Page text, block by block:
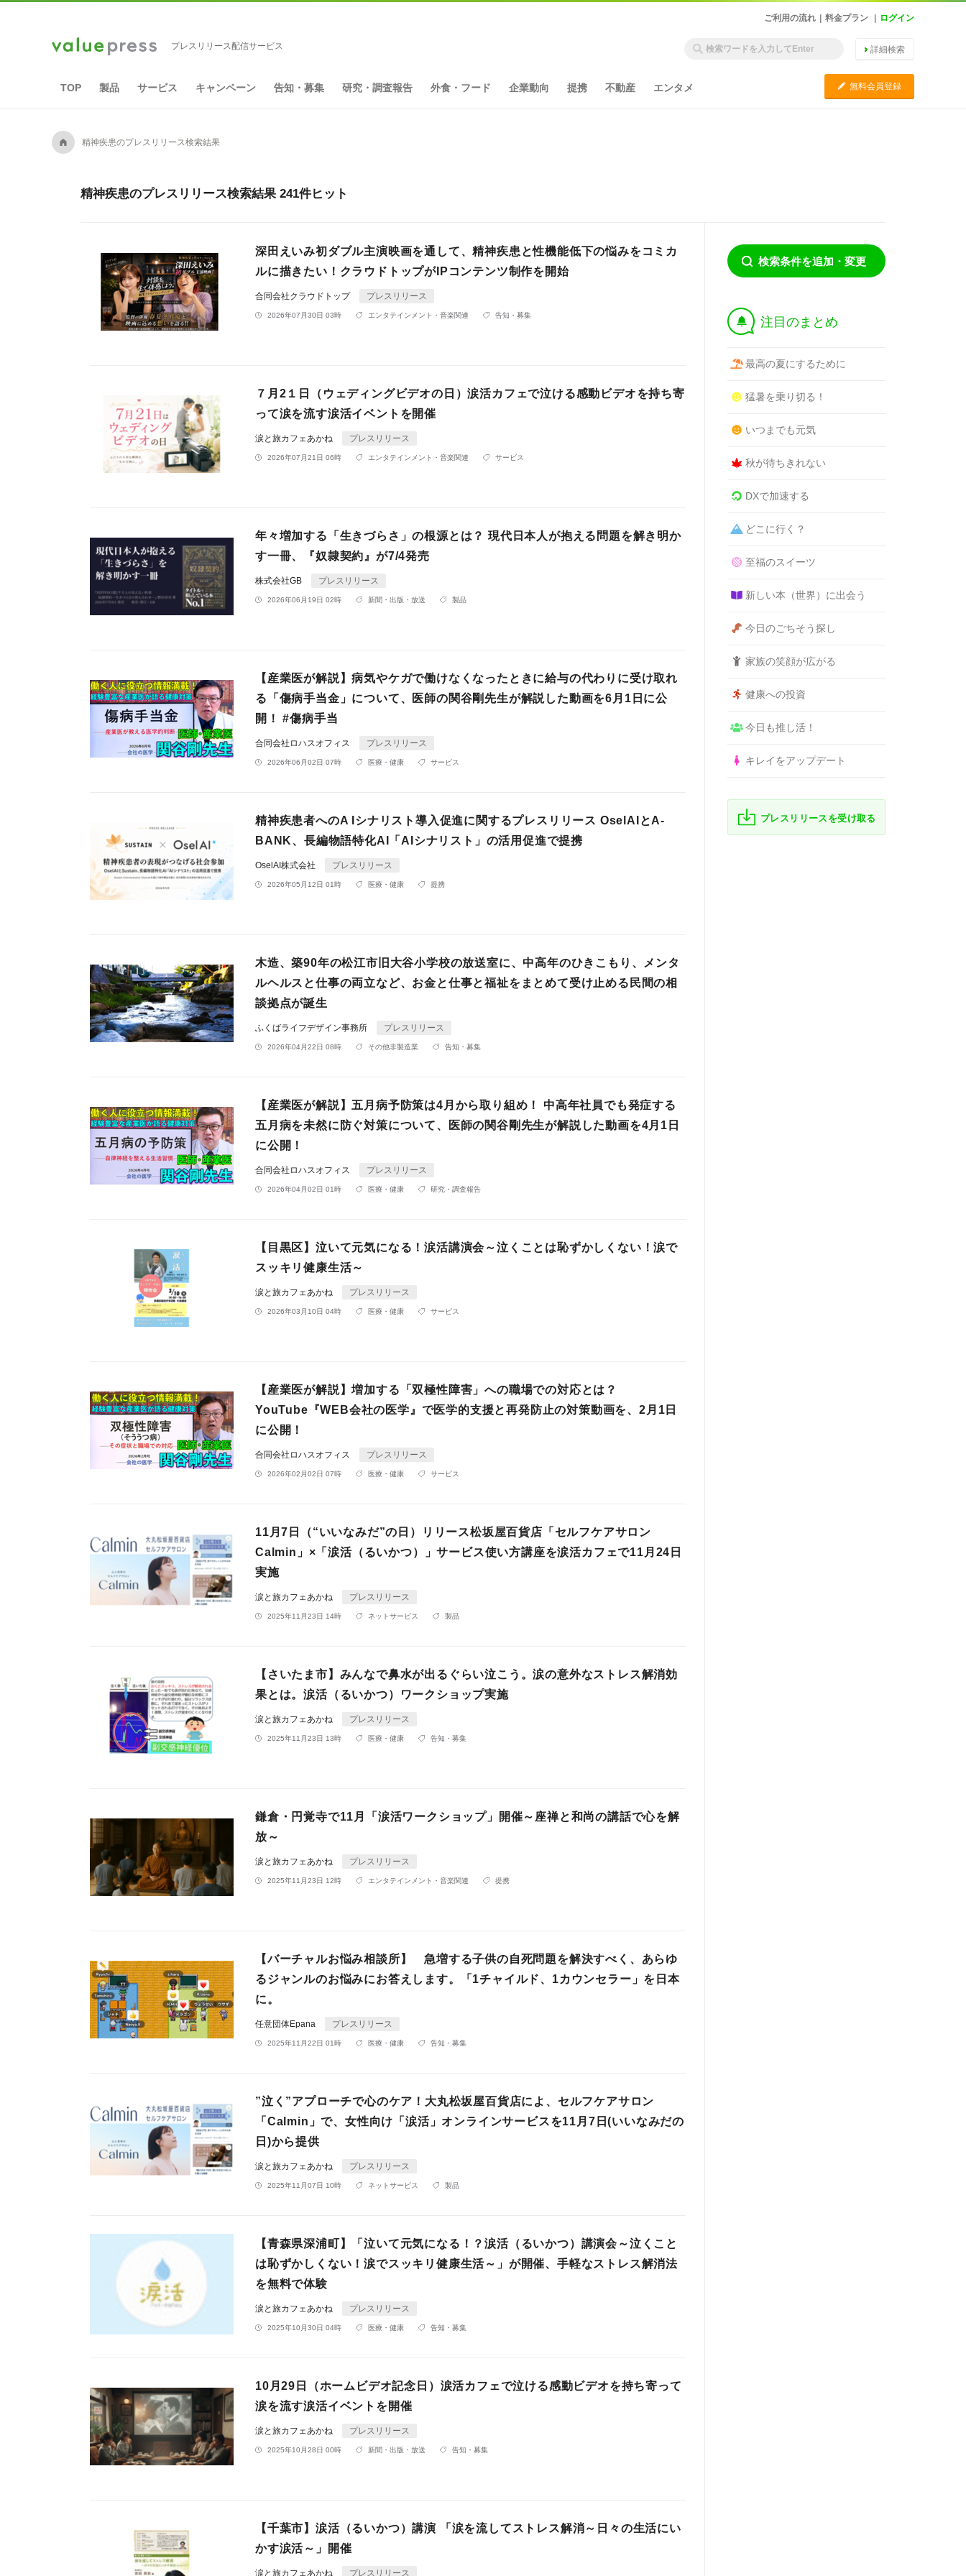
ご利用の流れ 料金プラン ログイン
プレスリリース配信サービス 詳細検索
TOP 製品 サービス キャンペーン 告知・募集 研究・調査報告 外食・フード 企業動向 提携 不動産 エンタメ C 無料会員登録
A 精神疾患のプレスリリース検索結果
精神疾患のプレスリリース検索結果 241件ヒット
深田えいみ初ダブル主演映画を通して、精神疾患と性機能低下の悩みをコミカ
ルに描きたい！クラウドトップがIPコンテンツ制作を開始
合同会社クラウドトップ プレスリリース
2026年07月30日 03時 エンタテインメント・音楽関連 告知・募集
７月2１日（ウェディングビデオの日）涙活カフェで泣ける感動ビデオを持ち寄
って涙を流す涙活イベントを開催
涙と旅カフェあかね プレスリリース
2026年07月21日 06時 エンタテインメント・音楽関連 サービス
年々増加する「生きづらさ」の根源とは？ 現代日本人が抱える問題を解き明か
す一冊、『奴隷契約』が7/4発売
株式会社GB プレスリリース
2026年06月19日 02時 新聞・出版・放送 製品
【産業医が解説】病気やケガで働けなくなったときに給与の代わりに受け取れ
る「傷病手当金」について、医師の関谷剛先生が解説した動画を6月1日に公
開！ #傷病手当
合同会社ロハスオフィス プレスリリース
2026年06月02日 07時 医療・健康 サービス
精神疾患者へのA Iシナリスト導入促進に関するプレスリリース OselAIとA-
BANK、長編物語特化AI「AIシナリスト」の活用促進で提携
OselAI株式会社 プレスリリース
2026年05月12日 01時 医療・健康 提携
木造、築90年の松江市旧大谷小学校の放送室に、中高年のひきこもり、メンタ
ルヘルスと仕事の両立など、お金と仕事と福祉をまとめて受け止める民間の相
談拠点が誕生
ふくばライフデザイン事務所 プレスリリース
2026年04月22日 08時 その他非製造業 告知・募集
【産業医が解説】五月病予防策は4月から取り組め！ 中高年社員でも発症する
五月病を未然に防ぐ対策について、医師の関谷剛先生が解説した動画を4月1日
に公開！
合同会社ロハスオフィス プレスリリース
2026年04月02日 01時 医療・健康 研究・調査報告
【目黒区】泣いて元気になる！涙活講演会～泣くことは恥ずかしくない！涙で
スッキリ健康生活～
涙と旅カフェあかね プレスリリース
2026年03月10日 04時 医療・健康 サービス
【産業医が解説】増加する「双極性障害」への職場での対応とは？
YouTube『WEB会社の医学』で医学的支援と再発防止の対策動画を、2月1日
に公開！
合同会社ロハスオフィス プレスリリース
2026年02月02日 07時 医療・健康 サービス
11月7日（“いいなみだ”の日）リリース松坂屋百貨店「セルフケアサロン
Calmin」×「涙活（るいかつ）」サービス使い方講座を涙活カフェで11月24日
実施
涙と旅カフェあかね プレスリリース
2025年11月23日 14時 ネットサービス 製品
【さいたま市】みんなで鼻水が出るぐらい泣こう。涙の意外なストレス解消効
果とは。涙活（るいかつ）ワークショップ実施
涙と旅カフェあかね プレスリリース
2025年11月23日 13時 医療・健康 告知・募集
鎌倉・円覚寺で11月「涙活ワークショップ」開催～座禅と和尚の講話で心を解
放～
涙と旅カフェあかね プレスリリース
2025年11月23日 12時 エンタテインメント・音楽関連 提携
【バーチャルお悩み相談所】 急増する子供の自死問題を解決すべく、あらゆ
るジャンルのお悩みにお答えします。「1チャイルド、1カウンセラー」を日本
に。
任意団体Epana プレスリリース
2025年11月22日 01時 医療・健康 告知・募集
”泣く”アプローチで心のケア！大丸松坂屋百貨店によ、セルフケアサロン
「Calmin」で、女性向け「涙活」オンラインサービスを11月7日(いいなみだの
日)から提供
涙と旅カフェあかね プレスリリース
2025年11月07日 10時 ネットサービス 製品
【青森県深浦町】「泣いて元気になる！？涙活（るいかつ）講演会～泣くこと
は恥ずかしくない！涙でスッキリ健康生活～」が開催、手軽なストレス解消法
を無料で体験
涙と旅カフェあかね プレスリリース
2025年10月30日 04時 医療・健康 告知・募集
10月29日（ホームビデオ記念日）涙活カフェで泣ける感動ビデオを持ち寄って
涙を流す涙活イベントを開催
涙と旅カフェあかね プレスリリース
2025年10月28日 00時 新聞・出版・放送 告知・募集
【千葉市】涙活（るいかつ）講演 「涙を流してストレス解消～日々の生活にい
かす涙活～」開催
涙と旅カフェあかね プレスリリース
検索条件を追加・変更
† 注目のまとめ
最高の夏にするために
猛暑を乗り切る！
いつまでも元気
秋が待ちきれない
DXで加速する
どこに行く？
至福のスイーツ
新しい本（世界）に出会う
今日のごちそう探し
家族の笑顔が広がる
健康への投資
今日も推し活！
キレイをアップデート
プレスリリースを受け取る